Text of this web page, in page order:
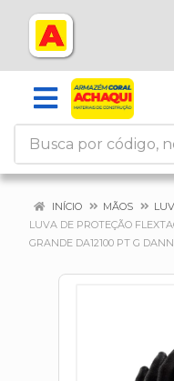
INÍCIO MÃOS
LUVA DE PROTEÇÃO
GRANDE DA12100 PT G